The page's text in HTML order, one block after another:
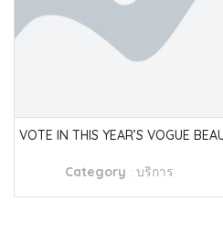
VOTE IN THIS YEAR’S VOGUE
Category : บริการ